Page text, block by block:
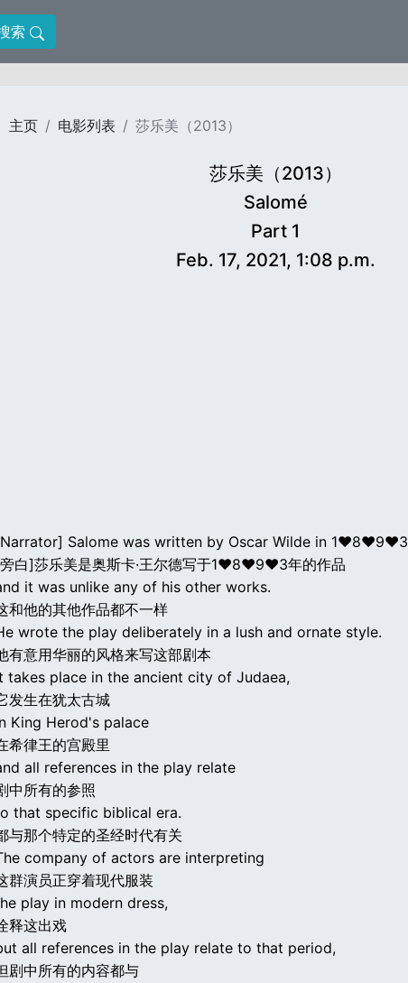
索
主页 电影列表 莎乐美（2013）
莎乐美（2013）
Salomé
Part 1
Feb. 17, 2021, 1:08 p.m.
Salome was written by Oscar Wilde in 1♥8♥9♥3
白]莎乐美是奥斯卡·王尔德写于1♥8♥9♥3年的作品
it was unlike any of his other works.
和他的其他作品都不一样
wrote the play deliberately in a lush and ornate style.
有意用华丽的风格来写这部剧本
takes place in the ancient city of Judaea,
发生在犹太古城
King Herod's palace
希律王的宫殿里
all references in the play relate
中所有的参照
that specific biblical era.
与那个特定的圣经时代有关
company of actors are interpreting
群演员正穿着现代服装
play in modern dress,
释这出戏
all references in the play relate to that period,
剧中所有的内容都与